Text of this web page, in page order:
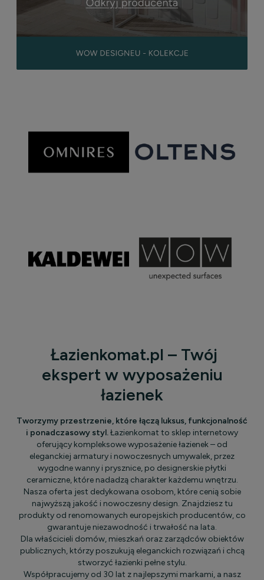
Łazienkomat.pl – Twój
ekspert w wyposażeniu
łazienek
Tworzymy przestrzenie, które łączą luksus, funkcjonalność
i ponadczasowy styl.Łazienkomat to sklep internetowy
oferujący kompleksowe wyposażenie łazienek – od
eleganckiej armatury i nowoczesnych umywalek, przez
wygodne wanny i prysznice, po designerskie płytki
ceramiczne, które nadadzą charakter każdemu wnętrzu.
Nasza oferta jest dedykowana osobom, które cenią sobie
najwyższą jakość i nowoczesny design. Znajdziesz tu
produkty od renomowanych europejskich producentów, co
gwarantuje niezawodność i trwałość na lata.
Dla właścicieli domów, mieszkań oraz zarządców obiektów
publicznych, którzy poszukują eleganckich rozwiązań i chcą
stworzyć łazienki pełne stylu.
Współpracujemy od 30 lat z najlepszymi markami, a nasz